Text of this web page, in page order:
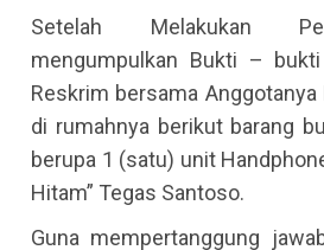
Setelah Melakukan
mengumpulkan Bukti –
Reskrim bersama Anggotanya
di rumahnya berikut barang
berupa 1 (satu) unit
Hitam” Tegas Santoso.
Guna mempertanggung